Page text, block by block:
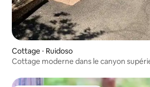
Cottage ⋅ Ruidoso
Cottage moderne dans le canyon